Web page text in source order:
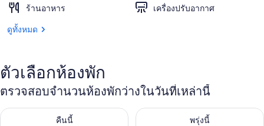
ร้านอาหาร
เครื่องปรับอากาศ
ดูทั้งหมด
ตัวเลือกห้องพัก
ตรวจสอบจำนวนห้องพักว่างในวันที่เหล่านี้
คืนนี้
ตรวจสอบจำนวนห้องพักว่างในคืนนี้ ส.ค. 6 - ส.ค. 7พรุ่งนี้
ตรวจสอบจำนวนห้องพักว่างใน